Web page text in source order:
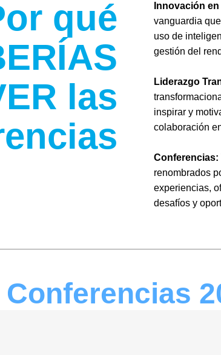
qué
las
Innovación
vanguardia
uso de
gestión del
Liderazgo
inspirar y
colaboración
Conferencias:
renombrados
experiencias,
desafíos y
Conferencias